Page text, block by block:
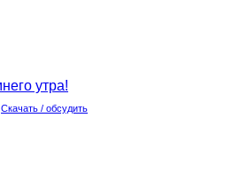
Скачать / обсудить